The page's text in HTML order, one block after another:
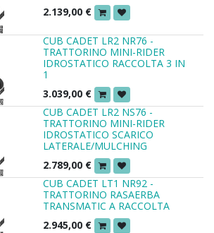
2.139,00 €
CUB CADET LR2 NR76 -
TRATTORINO MINI-RIDER
IDROSTATICO RACCOLTA 3 IN
1
3.039,00 €
CUB CADET LR2 NS76 -
TRATTORINO MINI-RIDER
IDROSTATICO SCARICO
LATERALE/MULCHING
2.789,00 €
CUB CADET LT1 NR92 -
TRATTORINO RASAERBA
TRANSMATIC A RACCOLTA
2.945,00 €